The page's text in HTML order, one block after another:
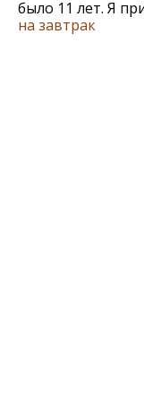
было 11 лет. Я
на завтрак